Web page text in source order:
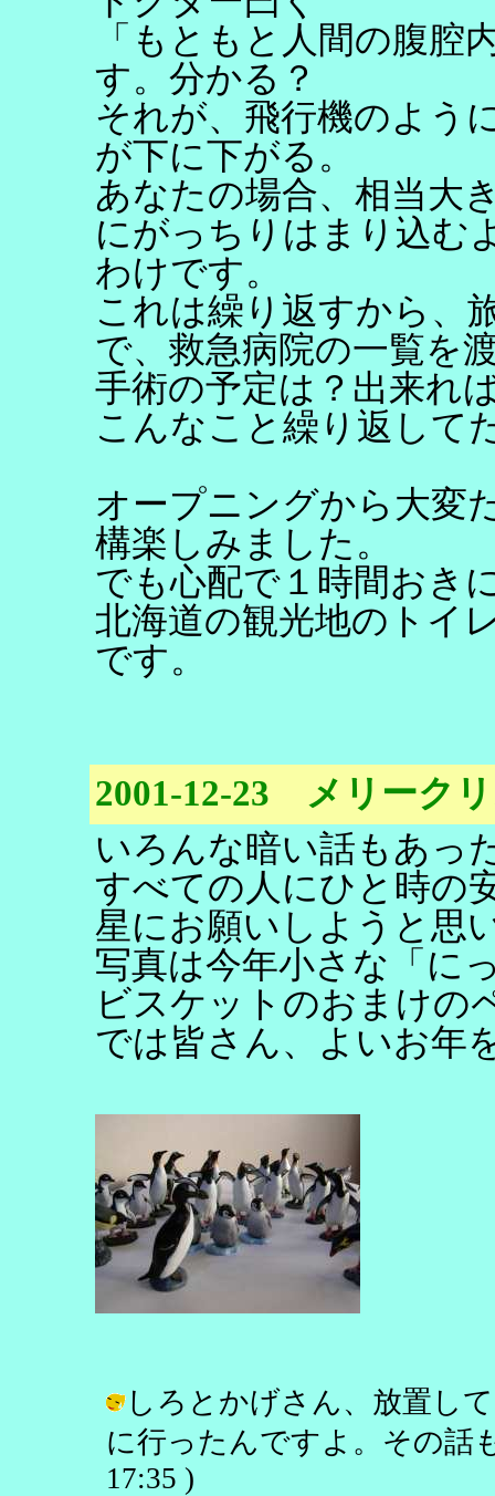
「もともと人間の腹腔
す。分かる？
それが、飛行機のよう
が下に下がる。
あなたの場合、相当大
にがっちりはまり込む
わけです。
これは繰り返すから、
で、救急病院の一覧を
手術の予定は？出来れ
こんなこと繰り返して
オープニングから大変
構楽しみました。
でも心配で１時間おき
北海道の観光地のトイ
です。
2001-12-23 メリーク
いろんな暗い話もあっ
すべての人にひと時の
星にお願いしようと思
写真は今年小さな「に
ビスケットのおまけの
では皆さん、よいお年
しろとかげさん、放置し
に行ったんですよ。その話
17:35 )